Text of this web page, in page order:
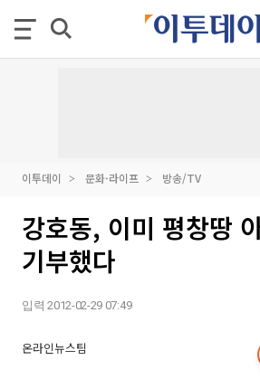
이투데이 문화·라이프 방송/TV
강호동, 이미 평창땅
기부했다
입력 2012-02-29 07:49
온라인뉴스팀